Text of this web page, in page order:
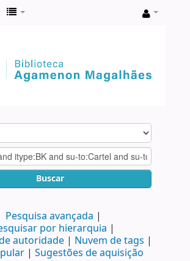
Buscar
Pesquisa avançada
por hierarquia
autoridade
Nuvem de tags
Sugestões de aquisição